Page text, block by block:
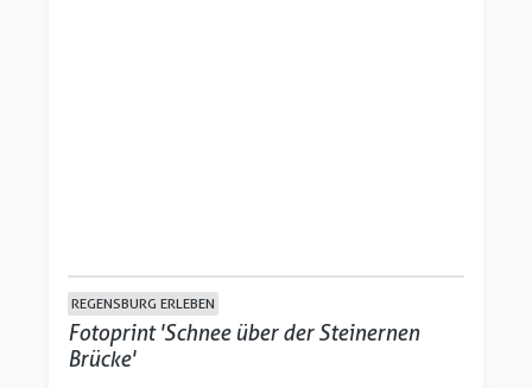
REGENSBURG ERLEBEN
Fotoprint 'Schnee über der Steinernen
Brücke'